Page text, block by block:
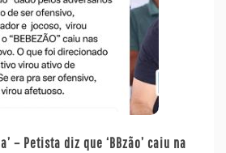
– Petista diz que ‘BBzão’ caiu na